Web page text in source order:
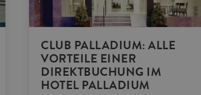
CLUB PALLADIUM: ALLE
VORTEILE EINER
DIREKTBUCHUNG IM
HOTEL PALLADIUM